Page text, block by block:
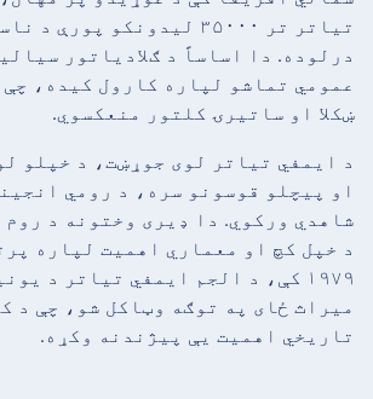
تیاتر تر ۳۵۰۰۰ لیدونکو پورې
درلوده. دا اساساً د ګلادیاتور
عمومي تماشو لپاره کارول کیده،
ښکلا او ساتیرۍ کلتور منعکسوي.
د ایمفي تیاتر لوی جوړښت، د خپلو
او پیچلو قوسونو سره، د رومي
شاهدي ورکوي. دا ډیری وختونه د روم
د خپل کچ او معماري اهمیت لپاره
۱۹۷۹ کې، د الجم ایمفي تیاتر د
میراث ځای په توګه وټاکل شو، چې د
تاریخي اهمیت یې پیژندنه وکړه.